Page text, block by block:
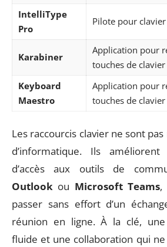
IntelliType
Pro
Pilote pour clavier
Karabiner
Application pour
touches de clavier
Keyboard
Maestro
Application pour
touches de clavier
Les raccourcis clavier ne sont
d’informatique. Ils
d’accès aux outils de
Outlook ou Microsoft Teams,
passer sans effort d’un
réunion en ligne. À la clé, une
fluide et une collaboration qui ne